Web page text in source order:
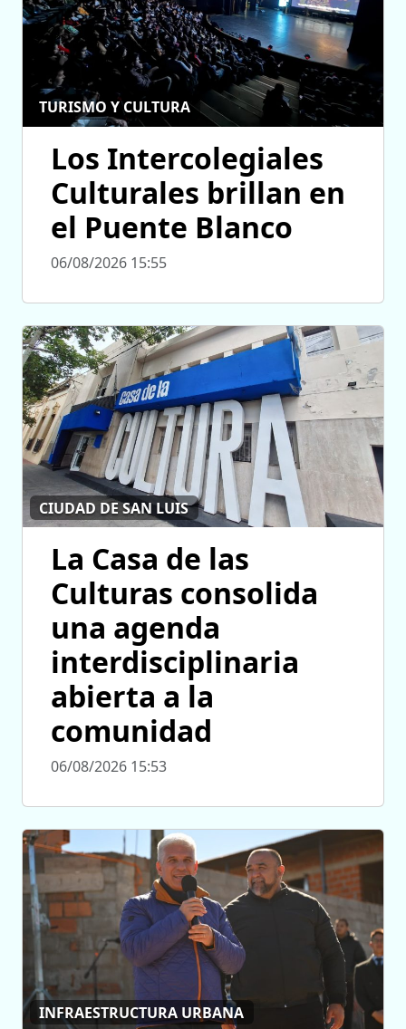
TURISMO Y CULTURA
Los Intercolegiales
Culturales brillan en
el Puente Blanco
06/08/2026 15:55
CIUDAD DE SAN LUIS
La Casa de las
Culturas consolida
una agenda
interdisciplinaria
abierta a la
comunidad
06/08/2026 15:53
INFRAESTRUCTURA URBANA